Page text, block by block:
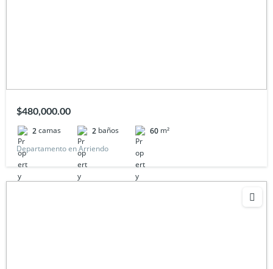
$480,000.00
2camas 2 baños 60 m²
Departamento en Arriendo